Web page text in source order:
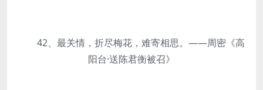
42、最关情，折尽梅花，难寄相思。——周密《高
阳台·送陈君衡被召》